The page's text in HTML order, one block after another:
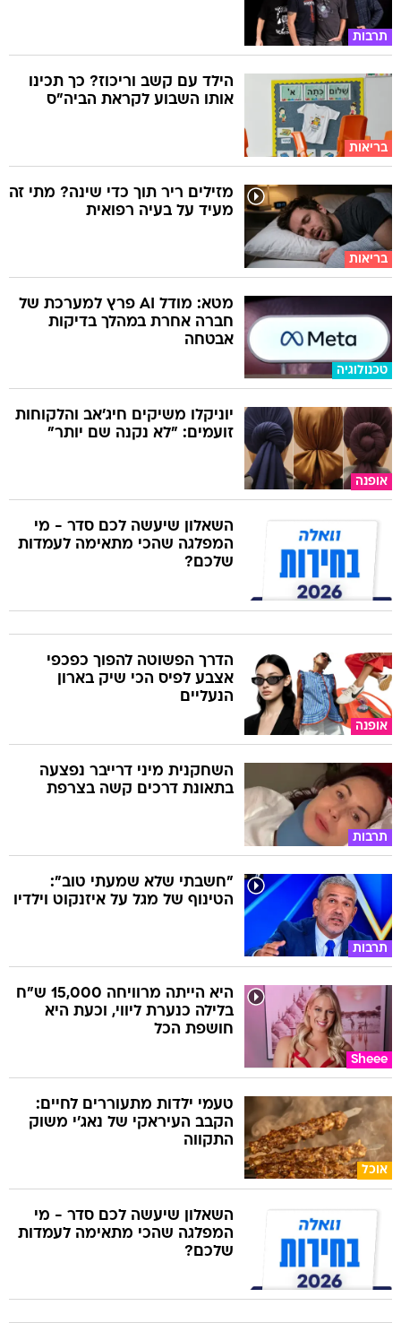
תרבות
בריאות
הילד עם קשב וריכוז? כך תכינו
אותו השבוע לקראת הביה"ס
בריאות
מזילים ריר תוך כדי שינה? מתי זה
מעיד על בעיה רפואית
טכנולוגיה
מטא: מודל AI פרץ למערכת של
חברה אחרת במהלך בדיקות
אבטחה
אופנה
יוניקלו משיקים חיג'אב והלקוחות
זועמים: "לא נקנה שם יותר"
השאלון שיעשה לכם סדר - מי
המפלגה שהכי מתאימה לעמדות
שלכם?
אופנה
הדרך הפשוטה להפוך כפכפי
אצבע לפיס הכי שיק בארון
הנעליים
תרבות
השחקנית מיני דרייבר נפצעה
בתאונת דרכים קשה בצרפת
תרבות
"חשבתי שלא שמעתי טוב":
הטינוף של מגל על איזנקוט וילדיו
Sheee
היא הייתה מרוויחה 15,000 ש"ח
בלילה כנערת ליווי, וכעת היא
חושפת הכל
אוכל
טעמי ילדות מתעוררים לחיים:
הקבב העיראקי של נאג׳י משוק
התקווה
השאלון שיעשה לכם סדר - מי
המפלגה שהכי מתאימה לעמדות
שלכם?